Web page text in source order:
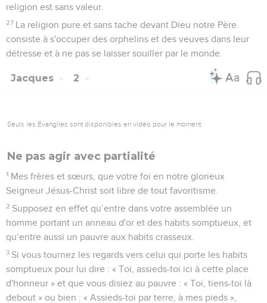
religion est sans valeur.
27 La religion pure et sans tache devant Dieu notre Père
consiste à s'occuper des orphelins et des veuves dans leur
détresse et à ne pas se laisser souiller par le monde.
Jacques 2
Seuls les Évangiles sont disponibles en vidéo pour le moment.
Ne pas agir avec partialité
1 Mes frères et sœurs, que votre foi en notre glorieux
Seigneur Jésus-Christ soit libre de tout favoritisme.
2 Supposez en effet qu’entre dans votre assemblée un
homme portant un anneau d'or et des habits somptueux, et
qu’entre aussi un pauvre aux habits crasseux.
3 Si vous tournez les regards vers celui qui porte les habits
somptueux pour lui dire : « Toi, assieds-toi ici à cette place
d'honneur » et que vous disiez au pauvre : « Toi, tiens-toi là
debout » ou bien : « Assieds-toi par terre, à mes pieds »,